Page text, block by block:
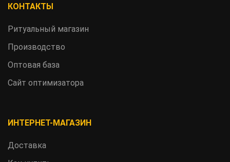
КОНТАКТЫ
Ритуальный магазин
Производство
Оптовая база
Сайт оптимизатора
ИНТЕРНЕТ-МАГАЗИН
Доставка